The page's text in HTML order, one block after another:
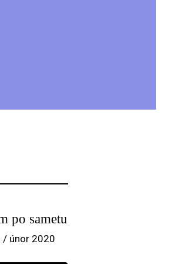
po sametu
/ únor 2020